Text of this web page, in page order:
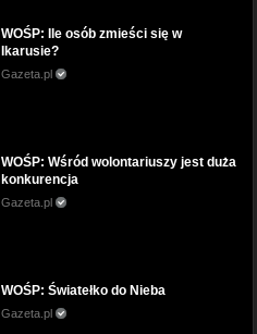
WOŚP: Ile osób zmieści się w
Ikarusie?
Gazeta.pl
WOŚP: Wśród wolontariuszy jest duża
konkurencja
Gazeta.pl
WOŚP: Światełko do Nieba
Gazeta.pl